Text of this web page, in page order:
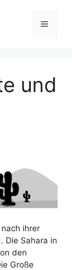
Menü
und
ihrer
Die Sahara in
den
Große